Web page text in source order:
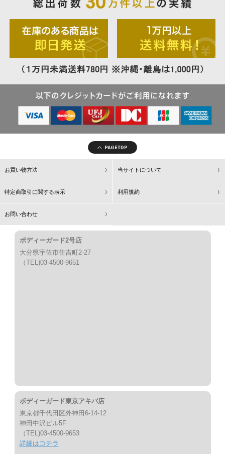
お買い物方法 当サイトについて
特定商取引に関する表示 利用規約
お問い合わせ
ボディーガード2号店
大分県宇佐市住吉町2-27
（TEL)03-4500-9651
ボディーガード東京アキバ店
東京都千代田区外神田6-14-12
神田中沢ビル5F
（TEL)03-4500-9653
詳細はコチラ